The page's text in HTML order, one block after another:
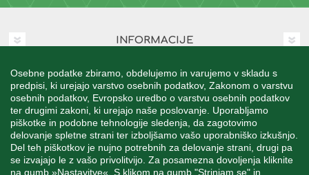
Osebne podatke zbiramo, obdelujemo in varujemo v skladu s
predpisi, ki urejajo varstvo osebnih podatkov, Zakonom o varstvu
osebnih podatkov, Evropsko uredbo o varstvu osebnih podatkov
ter drugimi zakoni, ki urejajo naše poslovanje. Uporabljamo
piškotke in podobne tehnologije sledenja, da zagotovimo
delovanje spletne strani ter izboljšamo vašo uporabniško izkušnjo.
Del teh piškotkov je nujno potrebnih za delovanje strani, drugi pa
se izvajajo le z vašo privolitvijo. Za posamezna dovoljenja kliknite
na gumb »Nastavitve«. S klikom na gumb "Strinjam se" in
INFORMACIJE
MOJ RAČUN
STORITEV ZA STRANKE
SPREMLJAJTE NAS